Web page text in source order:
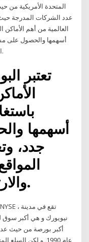
المتحدة الأمريكية من
العالمية من أهم
أسهمها والحصول على
التي تساعد في نشر والارتقاء بالاقتصاد الوطني.
تعتبر
أسهمها
جدد،
والارتقاء بالاقتصاد الوطني.
نيويورك و هي أكبر سوق
أكبر بورصة من حيث